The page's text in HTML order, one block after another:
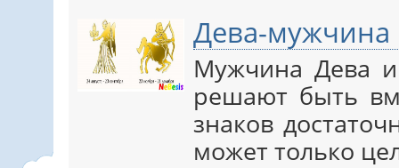
Дева-
Мужчина Дева
решают быть
знаков
может только